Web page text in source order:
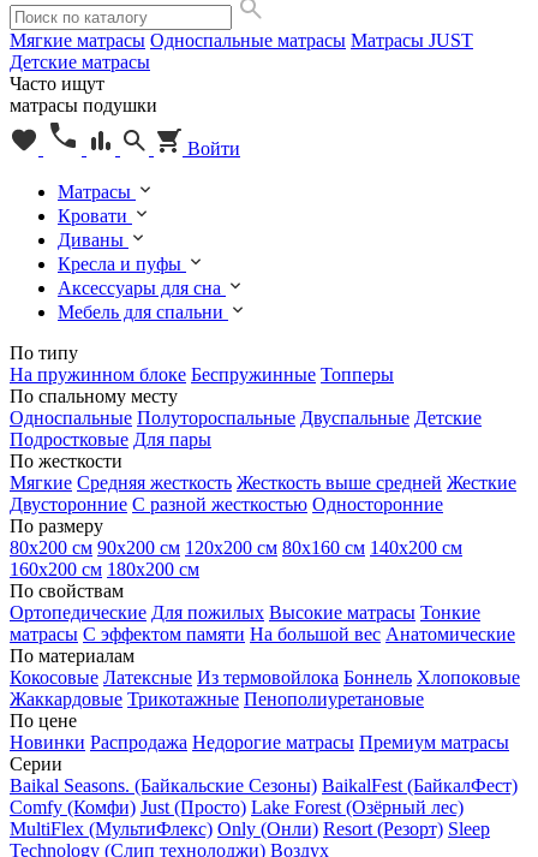
Мягкие матрасы Односпальные матрасы Матрасы JUST
Детские матрасы
Часто ищут
матрасы подушки
Войти
Матрасы
Кровати
Диваны
Кресла и пуфы
Аксессуары для сна
Мебель для спальни
По типу
На пружинном блоке Беспружинные Топперы
По спальному месту
Односпальные Полутороспальные Двуспальные Детские
Подростковые Для пары
По жесткости
Мягкие Средняя жесткость Жесткость выше средней Жесткие
Двусторонние С разной жесткостью Односторонние
По размеру
80х200 см 90х200 см 120х200 см 80х160 см 140х200 см
160х200 см 180х200 см
По свойствам
Ортопедические Для пожилых Высокие матрасы Тонкие
матрасы С эффектом памяти На большой вес Анатомические
По материалам
Кокосовые Латексные Из термовойлока Боннель Хлопоковые
Жаккардовые Трикотажные Пенополиуретановые
По цене
Новинки Распродажа Недорогие матрасы Премиум матрасы
Серии
Baikal Seasons. (Байкальские Сезоны) BaikalFest (БайкалФест)
Comfy (Комфи) Just (Просто) Lake Forest (Озёрный лес)
MultiFlex (МультиФлекс) Only (Онли) Resort (Резорт) Sleep
Technology (Слип технолоджи) Воздух